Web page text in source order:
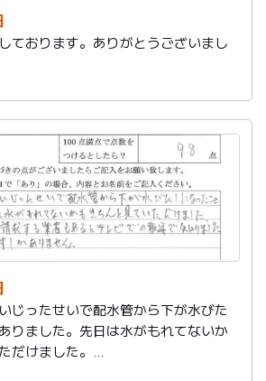
ております。ありがとうございまし
じったせいで配水管から下が水びた
りました。先日は水がもれてないか
だけました。